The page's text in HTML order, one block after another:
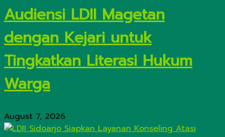
Audiensi LDII Magetan
dengan Kejari untuk
Tingkatkan Literasi Hukum
Warga
August 7, 2026